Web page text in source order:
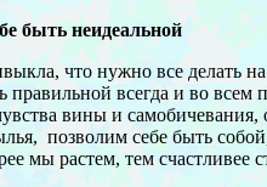
быть неидеальной
что нужно все делать
правильной всегда и во
вины и
позволим себе быть
мы растем, тем счастливее